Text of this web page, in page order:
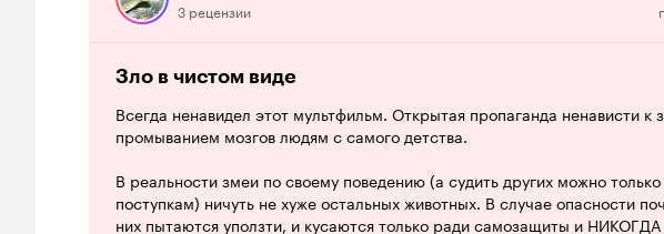
участвовавших актёров подарили свои голоса другим персонажам
уходят, единожды сказав пару строк, а работают над всем, что
нередко ограничиваются только мультипликацией, как, например,
Александра Снежко-Блоцкая.
вышеназванных, пока замечено не было. Писатель всё-таки
масштаба и его 'Маугли' можно найти как в английской интерпретации,
советской. И какая, интересно, больше понравилась? Мне, по близости
3 рецензии
Зло в чистом виде
Всегда ненавидел этот мультфильм. Открытая пропаганда ненависти к
промыванием мозгов людям с самого детства.
В реальности змеи по своему поведению (а судить других можно
поступкам) ничуть не хуже остальных животных. В случае опасности
них пытаются уползти, и кусаются только ради самозащиты и НИКОГДА